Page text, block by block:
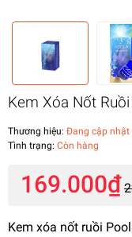
Kem Xóa Nốt
Thương hiệu: Đang cập nhật
Tình trạng: Còn hàng
169.000₫
Kem xóa nốt ruồi